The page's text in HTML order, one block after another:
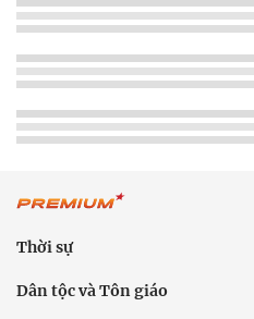
Thời sự
Dân tộc và Tôn giáo